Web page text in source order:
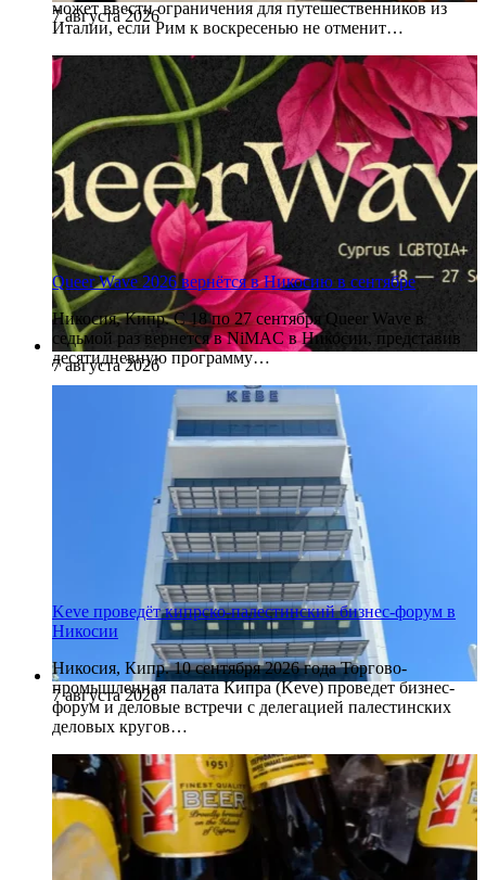
7 августа 2026
может ввести ограничения для путешественников из
Италии, если Рим к воскресенью не отменит…
7 августа 2026
Queer Wave 2026 вернётся в Никосию в сентябре
Никосия, Кипр. С 18 по 27 сентября Queer Wave в
седьмой раз вернется в NiMAC в Никосии, представив
десятидневную программу…
7 августа 2026
Keve проведёт кипрско-палестинский бизнес-форум в
Никосии
Никосия, Кипр. 10 сентября 2026 года Торгово-
промышленная палата Кипра (Keve) проведет бизнес-
форум и деловые встречи с делегацией палестинских
деловых кругов…